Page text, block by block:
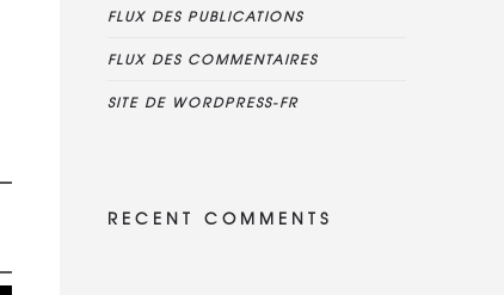
FLUX DES PUBLICATIONS
FLUX DES COMMENTAIRES
SITE DE WORDPRESS-FR
RECENT COMMENTS